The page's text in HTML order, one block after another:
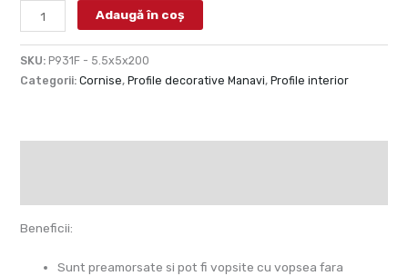
Adaugă în coș
SKU: P931F - 5.5x5x200
Categorii: Cornise, Profile decorative Manavi, Profile interior
Beneficii:
Sunt preamorsate si pot fi vopsite cu vopsea fara